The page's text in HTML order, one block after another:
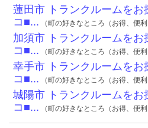
蓮田市 トランクルームをお
コ■... （町の好きなところ（お得、便
加須市 トランクルームをお
コ■... （町の好きなところ（お得、便
幸手市 トランクルームをお
コ■... （町の好きなところ（お得、便
城陽市 トランクルームをお
コ■... （町の好きなところ（お得、便